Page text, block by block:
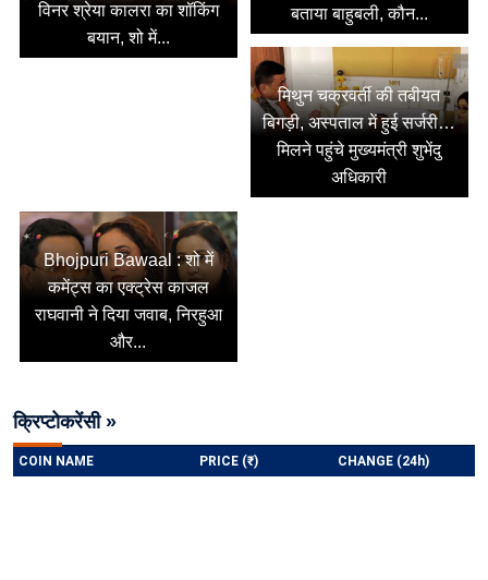
विनर श्रेया कालरा का शॉकिंग
बयान, शो में...
बताया बाहुबली, कौन...
मिथुन चक्रवर्ती की तबीयत
बिगड़ी, अस्पताल में हुई सर्जरी…
मिलने पहुंचे मुख्यमंत्री शुभेंदु
अधिकारी
Bhojpuri Bawaal : शो में
कमेंट्स का एक्ट्रेस काजल
राघवानी ने दिया जवाब, निरहुआ
और...
क्रिप्टोकरेंसी »